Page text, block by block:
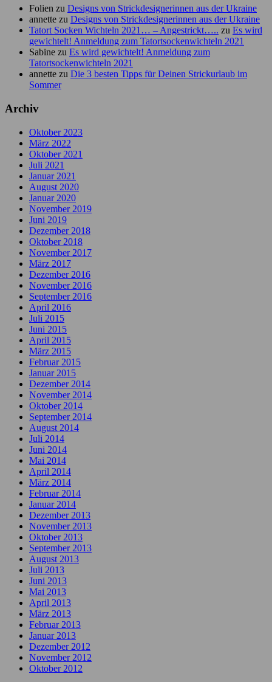
Folien zu Designs von Strickdesignerinnen aus der Ukraine
annette zu Designs von Strickdesignerinnen aus der Ukraine
Tatort Socken Wichteln 2021… – Angestrickt….. zu Es wird
gewichtelt! Anmeldung zum Tatortsockenwichteln 2021
Sabine zu Es wird gewichtelt! Anmeldung zum
Tatortsockenwichteln 2021
annette zu Die 3 besten Tipps für Deinen Strickurlaub im
Sommer
Archiv
Oktober 2023
März 2022
Oktober 2021
Juli 2021
Januar 2021
August 2020
Januar 2020
November 2019
Juni 2019
Dezember 2018
Oktober 2018
November 2017
März 2017
Dezember 2016
November 2016
September 2016
April 2016
Juli 2015
Juni 2015
April 2015
März 2015
Februar 2015
Januar 2015
Dezember 2014
November 2014
Oktober 2014
September 2014
August 2014
Juli 2014
Juni 2014
Mai 2014
April 2014
März 2014
Februar 2014
Januar 2014
Dezember 2013
November 2013
Oktober 2013
September 2013
August 2013
Juli 2013
Juni 2013
Mai 2013
April 2013
März 2013
Februar 2013
Januar 2013
Dezember 2012
November 2012
Oktober 2012